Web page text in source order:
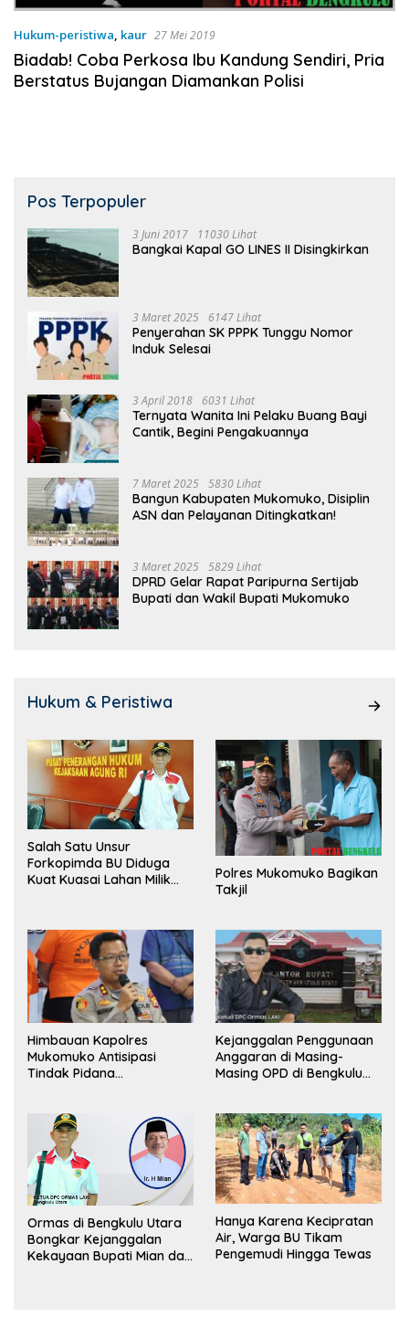
Hukum-peristiwa, kaur 27 Mei 2019
Biadab! Coba Perkosa Ibu Kandung Sendiri, Pria
Berstatus Bujangan Diamankan Polisi
Pos Terpopuler
3 Juni 2017 11030 Lihat
Bangkai Kapal GO LINES II Disingkirkan
3 Maret 2025 6147 Lihat
Penyerahan SK PPPK Tunggu Nomor
Induk Selesai
3 April 2018 6031 Lihat
Ternyata Wanita Ini Pelaku Buang Bayi
Cantik, Begini Pengakuannya
7 Maret 2025 5830 Lihat
Bangun Kabupaten Mukomuko, Disiplin
ASN dan Pelayanan Ditingkatkan!
3 Maret 2025 5829 Lihat
DPRD Gelar Rapat Paripurna Sertijab
Bupati dan Wakil Bupati Mukomuko
Hukum & Peristiwa
Salah Satu Unsur
Forkopimda BU Diduga
Kuat Kuasai Lahan Milik
Polres Mukomuko Bagikan
Takjil
Himbauan Kapolres
Mukomuko Antisipasi
Tindak Pidana
Kejanggalan Penggunaan
Anggaran di Masing-
Masing OPD di Bengkulu
Ormas di Bengkulu Utara
Bongkar Kejanggalan
Kekayaan Bupati Mian dan
Hanya Karena Kecipratan
Air, Warga BU Tikam
Pengemudi Hingga Tewas